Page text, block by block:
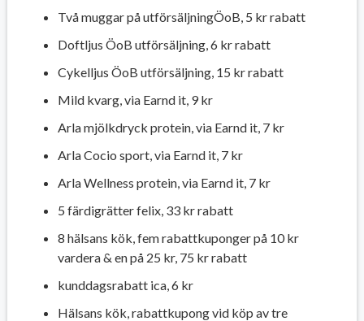
Två muggar på utförsäljningÖoB, 5 kr rabatt
Doftljus ÖoB utförsäljning, 6 kr rabatt
Cykelljus ÖoB utförsäljning, 15 kr rabatt
Mild kvarg, via Earnd it, 9 kr
Arla mjölkdryck protein, via Earnd it, 7 kr
Arla Cocio sport, via Earnd it, 7 kr
Arla Wellness protein, via Earnd it, 7 kr
5 färdigrätter felix, 33 kr rabatt
8 hälsans kök, fem rabattkuponger på 10 kr
vardera & en på 25 kr, 75 kr rabatt
kunddagsrabatt ica, 6 kr
Hälsans kök, rabattkupong vid köp av tre